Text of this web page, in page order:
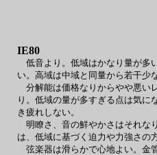
IE80
低音より。低域はかなり量が多
い。高域は中域と同量から若干少
分解能は価格なりからやや悪い
り。低域の量が多すぎる点は気に
き疲れしない。
明瞭さ、音の鮮やかさはそれな
は、低域に基づく迫力や力強さの
弦楽器は滑らかで心地よい。金